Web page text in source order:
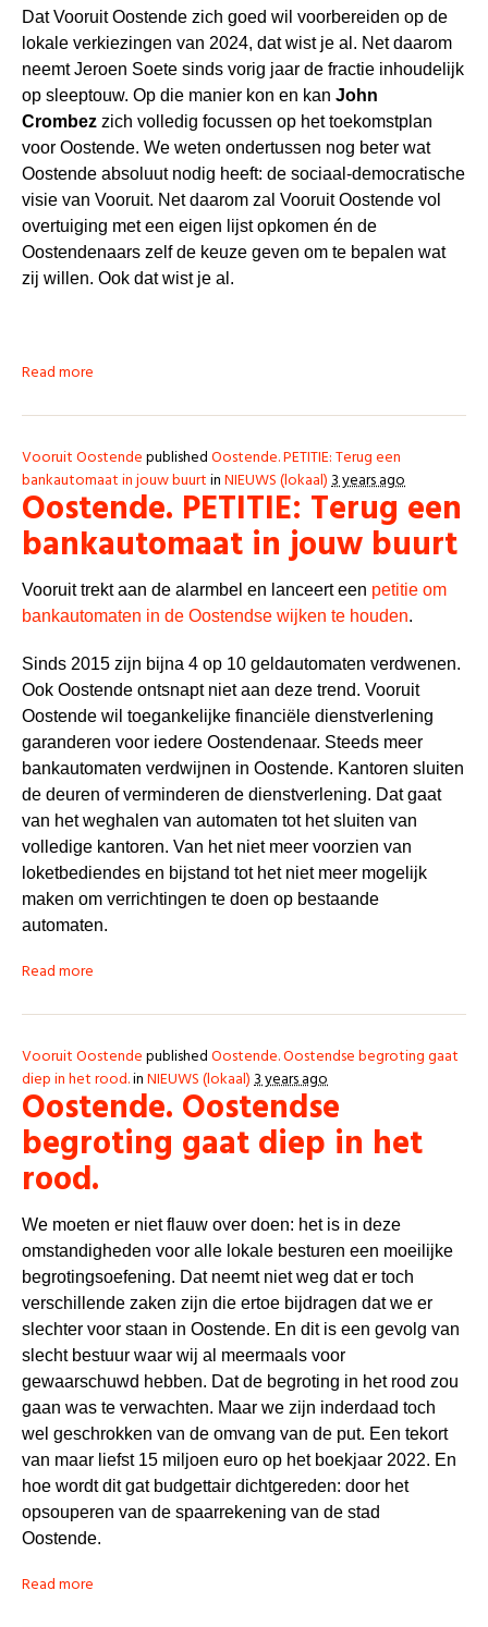
Dat Vooruit Oostende zich goed wil voorbereiden op de
lokale verkiezingen van 2024, dat wist je al. Net daarom
neemt Jeroen Soete sinds vorig jaar de fractie inhoudelijk
op sleeptouw. Op die manier kon en kan John
Crombez zich volledig focussen op het toekomstplan
voor Oostende. We weten ondertussen nog beter wat
Oostende absoluut nodig heeft: de sociaal-democratische
visie van Vooruit. Net daarom zal Vooruit Oostende vol
overtuiging met een eigen lijst opkomen én de
Oostendenaars zelf de keuze geven om te bepalen wat
zij willen. Ook dat wist je al.
Read more
Vooruit OostendepublishedOostende. PETITIE: Terug een
bankautomaat in jouw buurtinNIEUWS (lokaal)3 years ago
Oostende. PETITIE: Terug een
bankautomaat in jouw buurt
Vooruit trekt aan de alarmbel en lanceert een petitie om
bankautomaten in de Oostendse wijken te houden.
Sinds 2015 zijn bijna 4 op 10 geldautomaten verdwenen.
Ook Oostende ontsnapt niet aan deze trend. Vooruit
Oostende wil toegankelijke financiële dienstverlening
garanderen voor iedere Oostendenaar. Steeds meer
bankautomaten verdwijnen in Oostende. Kantoren sluiten
de deuren of verminderen de dienstverlening. Dat gaat
van het weghalen van automaten tot het sluiten van
volledige kantoren. Van het niet meer voorzien van
loketbediendes en bijstand tot het niet meer mogelijk
maken om verrichtingen te doen op bestaande
automaten.
Read more
Vooruit OostendepublishedOostende. Oostendse begroting gaat
diep in het rood.inNIEUWS (lokaal)3 years ago
Oostende. Oostendse
begroting gaat diep in het
rood.
We moeten er niet flauw over doen: het is in deze
omstandigheden voor alle lokale besturen een moeilijke
begrotingsoefening. Dat neemt niet weg dat er toch
verschillende zaken zijn die ertoe bijdragen dat we er
slechter voor staan in Oostende. En dit is een gevolg van
slecht bestuur waar wij al meermaals voor
gewaarschuwd hebben. Dat de begroting in het rood zou
gaan was te verwachten. Maar we zijn inderdaad toch
wel geschrokken van de omvang van de put. Een tekort
van maar liefst 15 miljoen euro op het boekjaar 2022. En
hoe wordt dit gat budgettair dichtgereden: door het
opsouperen van de spaarrekening van de stad
Oostende.
Read more